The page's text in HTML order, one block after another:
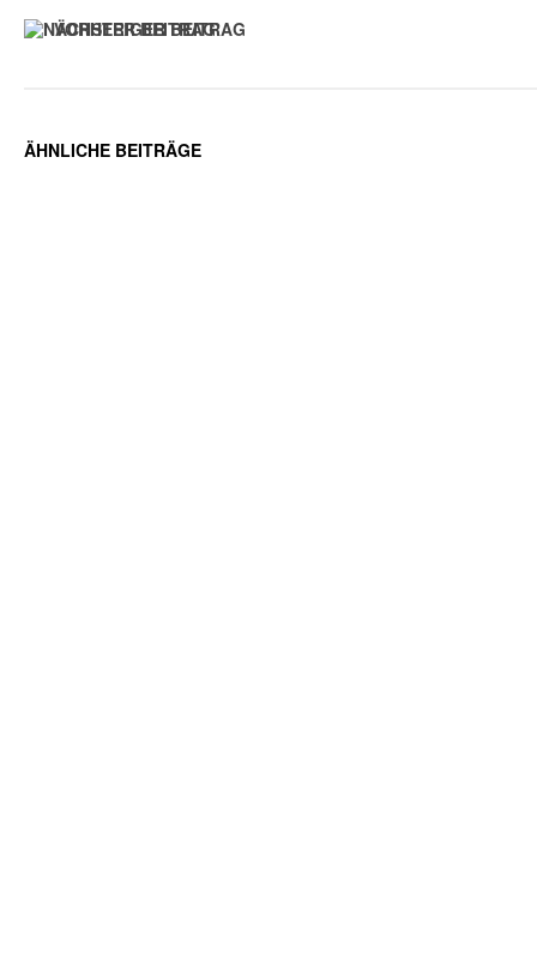
VORHERIGER BEITRAG
ÄHNLICHE BEITRÄGE